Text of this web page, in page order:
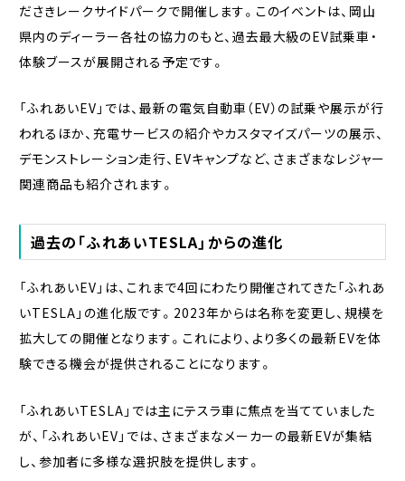
ださきレークサイドパークで開催します。このイベントは、岡山
県内のディーラー各社の協力のもと、過去最大級のEV試乗車・
体験ブースが展開される予定です。
「ふれあいEV」では、最新の電気自動車（EV）の試乗や展示が行
われるほか、充電サービスの紹介やカスタマイズパーツの展示、
デモンストレーション走行、EVキャンプなど、さまざまなレジャー
関連商品も紹介されます。
過去の「ふれあいTESLA」からの進化
「ふれあいEV」は、これまで4回にわたり開催されてきた「ふれあ
いTESLA」の進化版です。2023年からは名称を変更し、規模を
拡大しての開催となります。これにより、より多くの最新EVを体
験できる機会が提供されることになります。
「ふれあいTESLA」では主にテスラ車に焦点を当てていました
が、「ふれあいEV」では、さまざまなメーカーの最新EVが集結
し、参加者に多様な選択肢を提供します。